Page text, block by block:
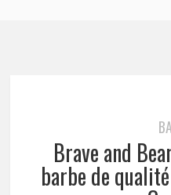
Brave and
barbe de